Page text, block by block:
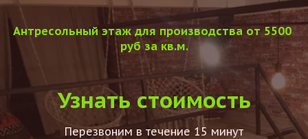
Антресольный этаж для производства от 5500
руб за кв.м.
Узнать стоимость
Перезвоним в течение 15 минут